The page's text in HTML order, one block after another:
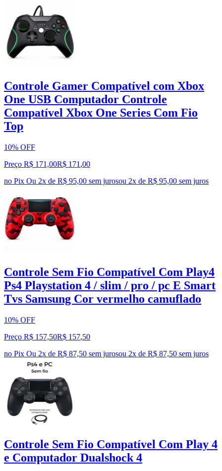
Controle Gamer Compatível com Xbox
One USB Computador Controle
Compatível Xbox One Series Com Fio
Top
10% OFF
Preço R$ 171,00R$ 171 ,00
no Pix Ou 2x de R$ 95,00 sem jurosou 2x de R$ 95,00 sem juros
Controle Sem Fio Compatível Com Play4
Ps4 Playstation 4 / slim / pro / pc E Smart
Tvs Samsung Cor vermelho camuflado
10% OFF
Preço R$ 157,50R$ 157,50
no Pix Ou 2x de R$ 87,50 sem jurosou 2x de R$ 87,50 sem juros
Controle Sem Fio Compatível Com Play 4
e Computador Dualshock 4